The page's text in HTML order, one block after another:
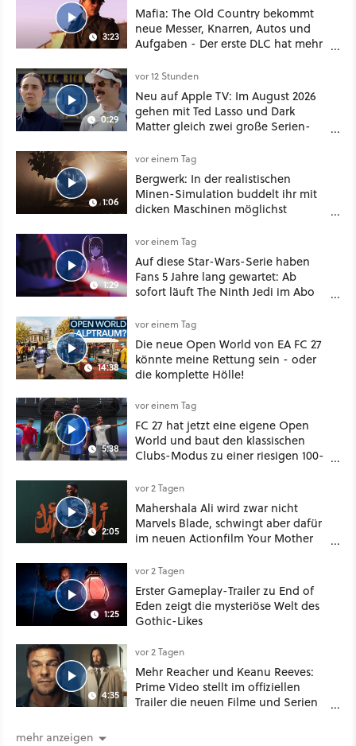
3:23
Mafia: The Old Country bekommt
neue Messer, Knarren, Autos und
Aufgaben - Der erste DLC hat mehr
0:29
vor 12 Stunden
Neu auf Apple TV: Im August 2026
gehen mit Ted Lasso und Dark
Matter gleich zwei große Serien-
1:06
vor einem Tag
Bergwerk: In der realistischen
Minen-Simulation buddelt ihr mit
dicken Maschinen möglichst
1:29
vor einem Tag
Auf diese Star-Wars-Serie haben
Fans 5 Jahre lang gewartet: Ab
sofort läuft The Ninth Jedi im Abo
14:38
vor einem Tag
Die neue Open World von EA FC 27
könnte meine Rettung sein - oder
die komplette Hölle!
5:38
vor einem Tag
FC 27 hat jetzt eine eigene Open
World und baut den klassischen
Clubs-Modus zu einer riesigen 100-
2:05
vor 2 Tagen
Mahershala Ali wird zwar nicht
Marvels Blade, schwingt aber dafür
im neuen Actionfilm Your Mother
Schwert
1:25
vor 2 Tagen
Erster Gameplay-Trailer zu End of
Eden zeigt die mysteriöse Welt des
Gothic-Likes
4:35
vor 2 Tagen
Mehr Reacher und Keanu Reeves:
Prime Video stellt im offiziellen
Trailer die neuen Filme und Serien
mehr anzeigen